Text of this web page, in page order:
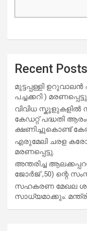
Recent Posts
മുട്ടപ്പള്ളി ഉറുവാലൻ
പച്ചക്കറി )
വിവിധ
കേഡറ്റ് പദ്ധതി
ക്ഷണിച്ചുകൊണ്ട്
എരുമേലി ചരള
മരണപ്പെട്ടു.
അന്തരിച്ച
ജോർജ് ,50) ന്റെ
സഹകരണ മേഖല
സാധ്യമാക്കും: